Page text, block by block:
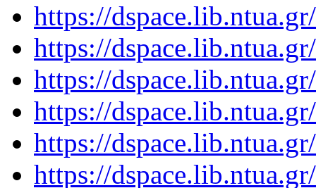
https://
https://
https://
https://
https://
https://